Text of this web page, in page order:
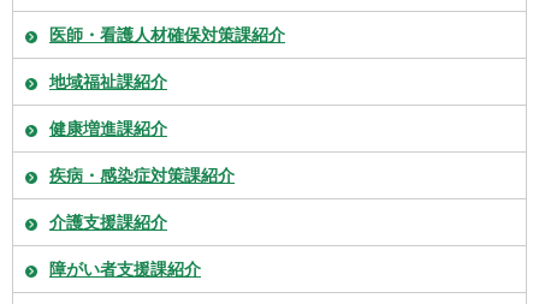
医師・看護人材確保対策課紹介
地域福祉課紹介
健康増進課紹介
疾病・感染症対策課紹介
介護支援課紹介
障がい者支援課紹介